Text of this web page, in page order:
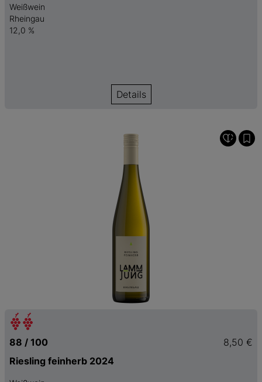
Weißwein
Rheingau
12,0 %
Details
88 / 100
8,50 €
Riesling feinherb 2024